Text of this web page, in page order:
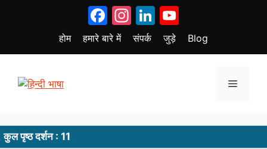
Facebook
Instagram
LinkedIn
होम हमारे बारे में संपर्क जुड़े Blog
Menu
कुल पृष्ठ दर्शन : 11